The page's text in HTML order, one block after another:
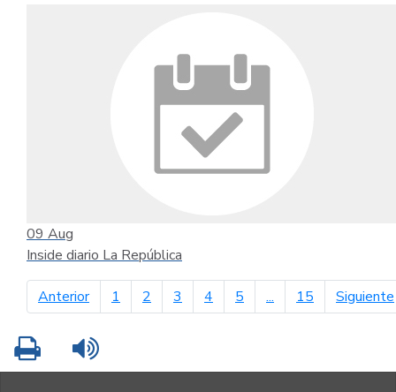
09 Aug
Inside diario La República
Anteriorpágina anterior
1 2 3 4 5 ... 15 Siguiente
Imprimir